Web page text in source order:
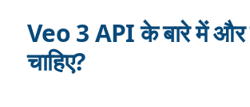
Veo 3 API के बारे में और
चाहिए?